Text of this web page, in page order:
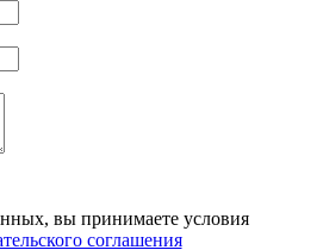
вы принимаете условия
соглашения